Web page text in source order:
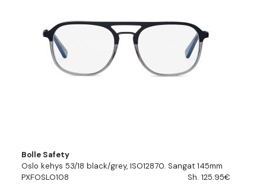
Bolle Safety
Oslo kehys 53/18 black/grey, ISO12870. Sangat 145mm
PXFOSLO108
Sh. 125.95€